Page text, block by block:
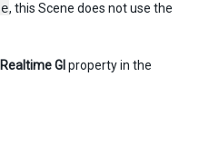
, this Scene does not use the
Realtime GI property in the